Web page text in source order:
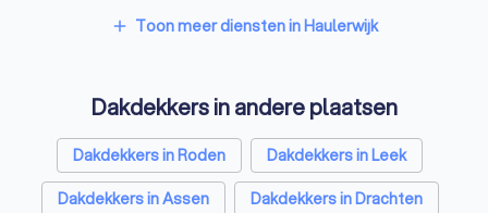
Sloopbedrijven in Haulerwijk
Bouwkundige keurders in Haulerwijk
Opslagruimtes in Haulerwijk
Metselaars in Haulerwijk
add Toon meer diensten in Haulerwijk
Dakdekkers in andere plaatsen
Dakdekkers in Roden
Dakdekkers in Leek
Dakdekkers in Assen
Dakdekkers in Drachten